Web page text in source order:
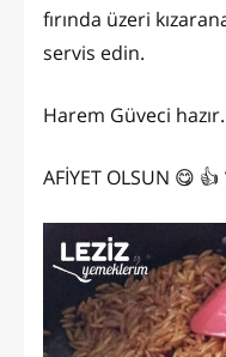
fırında üzeri
servis edin.
Harem Güveci hazır.
AFİYET OLSUN 😋 👍